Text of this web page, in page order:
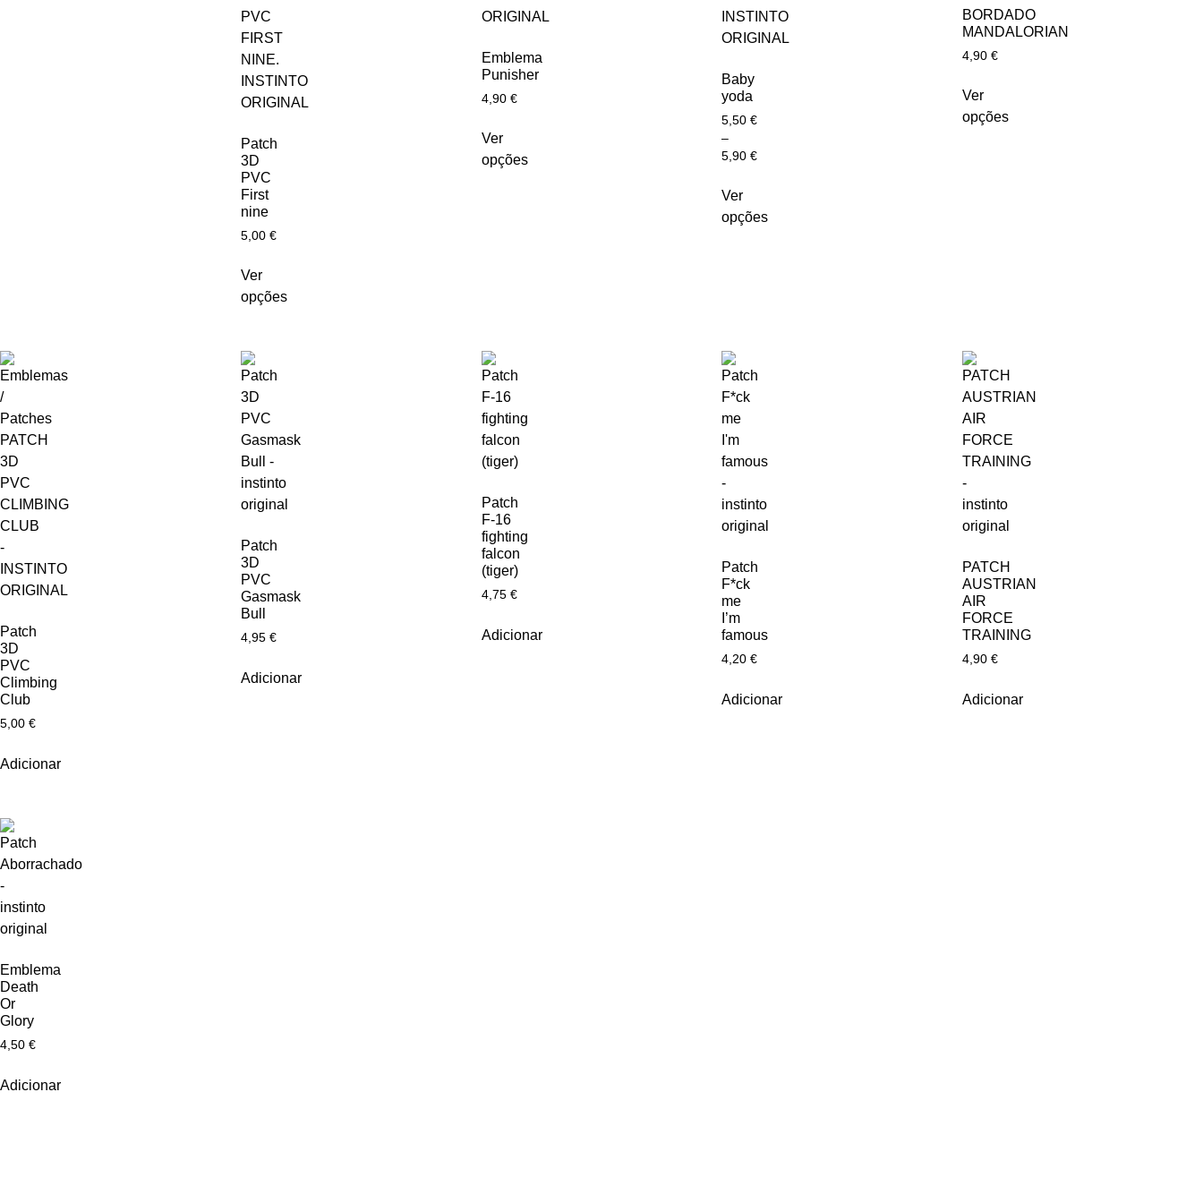
Patch
3D
PVC
First
nine
5,00 €
Ver
opções
Emblema
Punisher
4,90 €
Ver
opções
Baby
yoda
5,50€
–
5,90€
Ver
opções
BORDADO
MANDALORIAN
4,90€
Ver
opções
Patch
3D
PVC
Climbing
Club
5,00 €
Adicionar
Patch
3D
PVC
Gasmask
Bull
4,95 €
Adicionar
Patch
F-16
fighting
falcon
(tiger)
4,75 €
Adicionar
Patch
F*ck
me
I’m
famous
4,20€
Adicionar
PATCH
AUSTRIAN
AIR
FORCE
TRAINING
4,90€
Adicionar
Emblema
Death
Or
Glory
4,50 €
Adicionar